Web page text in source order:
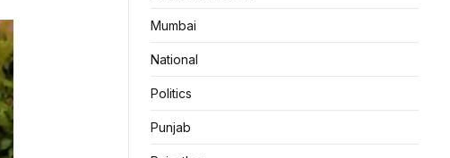
Mumbai
National
Politics
Punjab